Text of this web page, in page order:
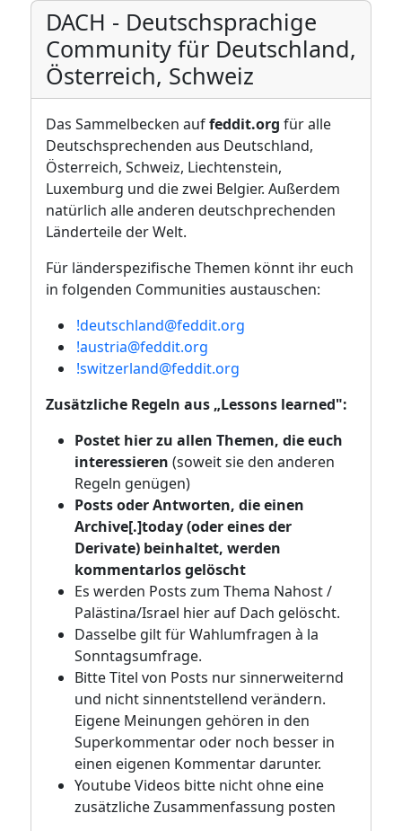
DACH - Deutschsprachige
Community für Deutschland,
Österreich, Schweiz
Das Sammelbecken auffeddit.org für alle
Deutschsprechenden aus Deutschland,
Österreich, Schweiz, Liechtenstein,
Luxemburg und die zwei Belgier. Außerdem
natürlich alle anderen deutschprechenden
Länderteile der Welt.
Für länderspezifische Themen könnt ihr euch
in folgenden Communities austauschen:
!deutschland@feddit.org
!austria@feddit.org
!switzerland@feddit.org
Zusätzliche Regeln aus „Lessons learned":
Postet hier zu allen Themen, die euch
interessieren (soweit sie den anderen
Regeln genügen)
Posts oder Antworten, die einen
Archive[.]today (oder eines der
Derivate) beinhaltet, werden
kommentarlos gelöscht
Es werden Posts zum Thema Nahost /
Palästina/Israel hier auf Dach gelöscht.
Dasselbe gilt für Wahlumfragen à la
Sonntagsumfrage.
Bitte Titel von Posts nur sinnerweiternd
und nicht sinnentstellend verändern.
Eigene Meinungen gehören in den
Superkommentar oder noch besser in
einen eigenen Kommentar darunter.
Youtube Videos bitte nicht ohne eine
zusätzliche Zusammenfassung posten